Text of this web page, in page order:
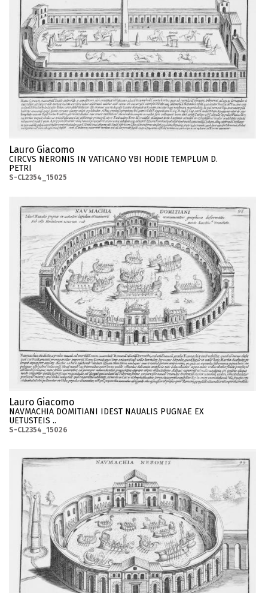
Lauro Giacomo
CIRCVS NERONIS IN VATICANO VBI HODIE TEMPLUM D.
PETRI
S-CL2354_15025
Lauro Giacomo
NAVMACHIA DOMITIANI IDEST NAUALIS PUGNAE EX
UETUSTEIS ..
S-CL2354_15026